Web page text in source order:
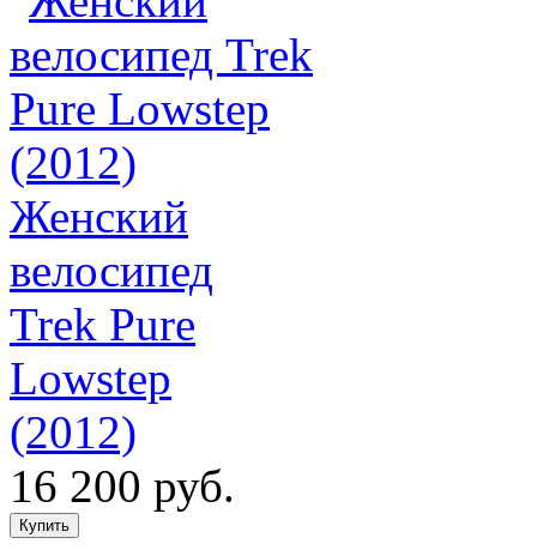
Женский
велосипед
Trek Pure
Lowstep
(2012)
16 200 руб.